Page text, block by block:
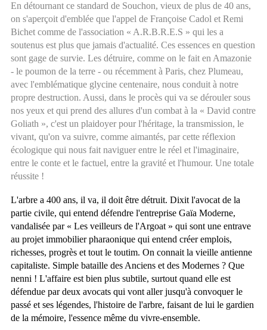
En détournant ce standard de Souchon, vieux de plus de 40 ans,
on s'aperçoit d'emblée que l'appel de Françoise Cadol et Remi
Bichet comme de l'association « A.R.B.R.E.S » qui les a
soutenus est plus que jamais d'actualité. Ces essences en question
sont gage de survie. Les détruire, comme on le fait en Amazonie
- le poumon de la terre - ou récemment à Paris, chez Plumeau,
avec l'emblématique glycine centenaire, nous conduit à notre
propre destruction. Aussi, dans le procès qui va se dérouler sous
nos yeux et qui prend des allures d'un combat à la « David contre
Goliath », c'est un plaidoyer pour l'héritage, la transmission, le
vivant, qu'on va suivre, comme aimantés, par cette réflexion
écologique qui nous fait naviguer entre le réel et l'imaginaire,
entre le conte et le factuel, entre la gravité et l'humour. Une totale
réussite !
L'arbre a 400 ans, il va, il doit être détruit. Dixit l'avocat de la
partie civile, qui entend défendre l'entreprise Gaïa Moderne,
vandalisée par « Les veilleurs de l'Argoat » qui sont une entrave
au projet immobilier pharaonique qui entend créer emplois,
richesses, progrès et tout le toutim. On connait la vieille antienne
capitaliste. Simple bataille des Anciens et des Modernes ? Que
nenni ! L'affaire est bien plus subtile, surtout quand elle est
défendue par deux avocats qui vont aller jusqu'à convoquer le
passé et ses légendes, l'histoire de l'arbre, faisant de lui le gardien
de la mémoire, l'essence même du vivre-ensemble.